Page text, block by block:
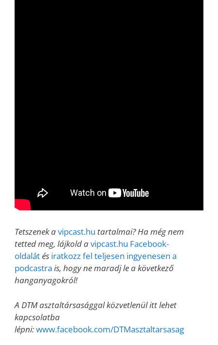
Tetszenek avipcast.hu tartalmai? Ha még nem
tetted meg, lájkold avipcast.hu Facebook-
oldalátés iratkozz fel teljesen ingyenesen a
podcastra is, hogy ne maradj le a következő
hanganyagokról!
A DTM asztaltársasággal közvetlenül itt lehet
kapcsolatba
lépni:www.facebook.com/DTMasztaltarsasag